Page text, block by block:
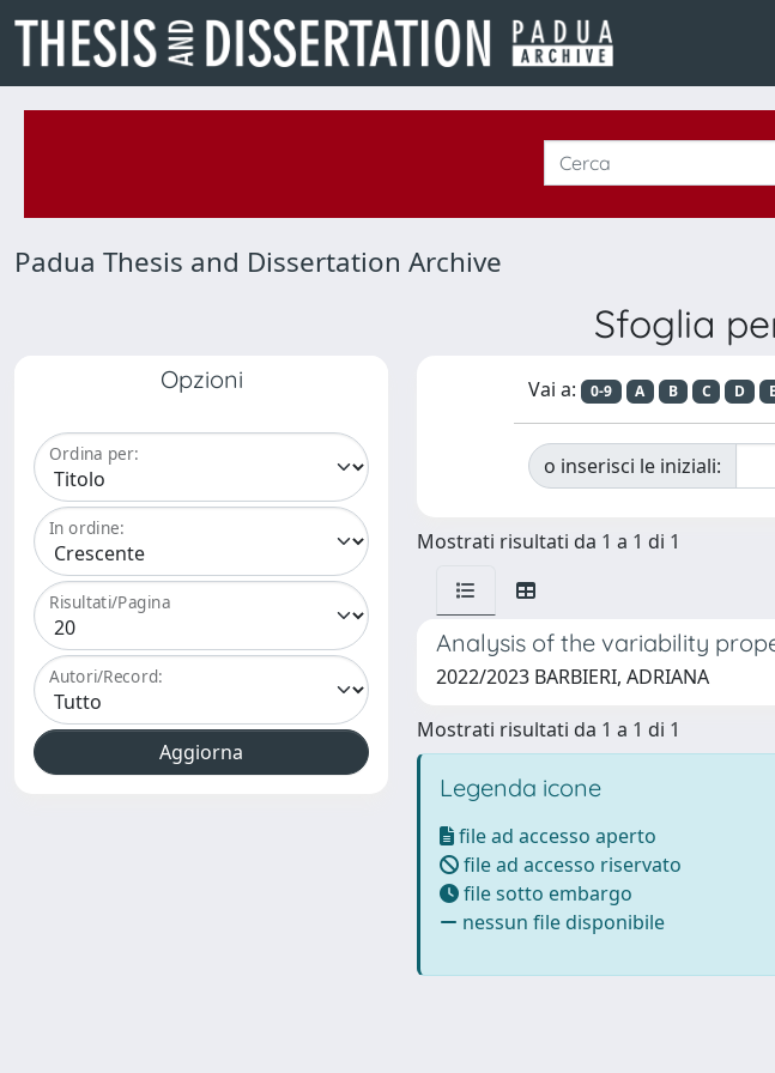
Padua Thesis and Dissertation Archive
Sfoglia
Opzioni
Ordina per:
In ordine:
Risultati/Pagina
Autori/Record:
Vai a: 0-9 A B C D E
o inserisci le iniziali:
Mostrati risultati da 1 a 1 di 1
Analysis of the variability
2022/2023 BARBIERI, ADRIANA
Mostrati risultati da 1 a 1 di 1
Legenda icone
file ad accesso aperto
file ad accesso riservato
file sotto embargo
nessun file disponibile